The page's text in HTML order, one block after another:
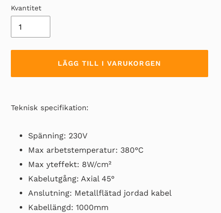
Kvantitet
LÄGG TILL I VARUKORGEN
till
din
varukorg
Teknisk specifikation:
Spänning: 230V
Max arbetstemperatur: 380°C
Max yteffekt: 8W/cm²
Kabelutgång: Axial 45°
Anslutning: Metallflätad jordad kabel
Kabellängd: 1000mm